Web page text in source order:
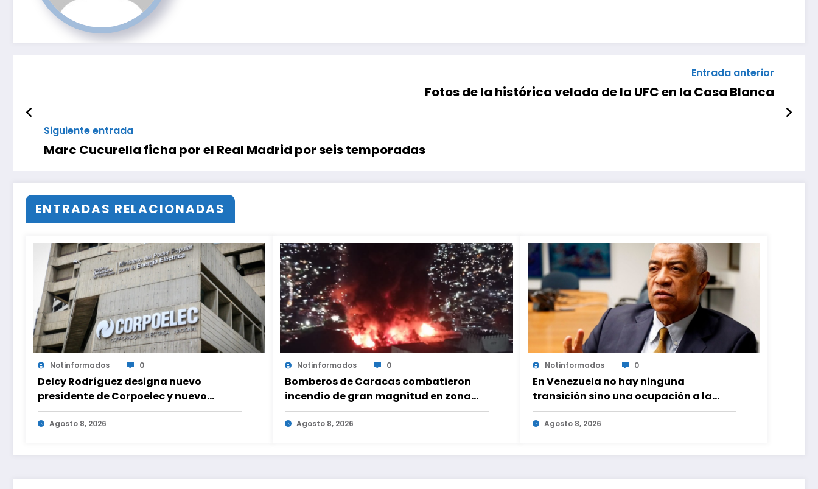
Entrada anterior
Fotos de la histórica velada de la UFC en la Casa Blanca
Siguiente entrada
Marc Cucurella ficha por el Real Madrid por seis temporadas
ENTRADAS RELACIONADAS
Notinformados 0
Delcy Rodríguez designa nuevo
presidente de Corpoelec y nuevo
viceministro de Servicios Eléctricos
Agosto 8, 2026
Notinformados 0
Bomberos de Caracas combatieron
incendio de gran magnitud en zona
industrial de El Llanito
Agosto 8, 2026
Notinformados 0
En Venezuela no hay ninguna
transición sino una ocupación a la
fuerza
Agosto 8, 2026